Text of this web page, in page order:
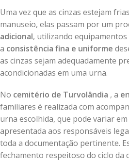
Uma vez que as cinzas estejam
manuseio, elas passam por um
adicional, utilizando
a consistência fina e uniforme
as cinzas sejam adequadamente
acondicionadas em uma urna.
No cemitério de Turvolândia , a
familiares é realizada com
urna escolhida, que pode variar
apresentada aos responsáveis
toda a documentação pertinente.
fechamento respeitoso do ciclo da